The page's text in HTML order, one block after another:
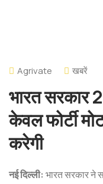
Agrivate खबरें
भारत सरकार
केवल फोर्टी
करेगी
नई दिल्ली: भारत सरकार ने